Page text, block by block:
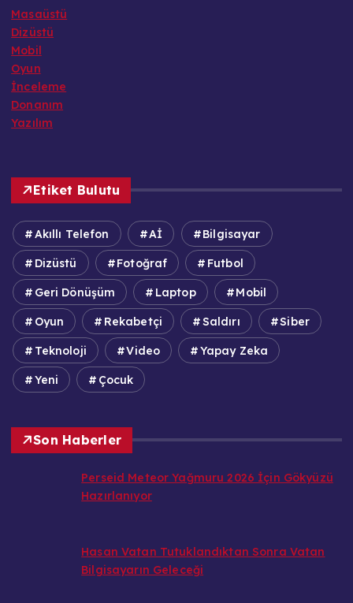
Masaüstü
Dizüstü
Mobil
Oyun
İnceleme
Donanım
Yazılım
Etiket Bulutu
Akıllı Telefon Aİ Bilgisayar
Dizüstü Fotoğraf Futbol
Geri Dönüşüm Laptop Mobil
Oyun Rekabetçi Saldırı Siber
Teknoloji Video Yapay Zeka
Yeni Çocuk
Son Haberler
Perseid Meteor Yağmuru 2026 İçin Gökyüzü
Hazırlanıyor
Hasan Vatan Tutuklandıktan Sonra Vatan
Bilgisayarın Geleceği